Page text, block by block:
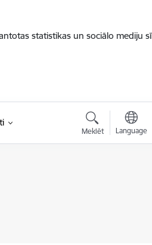
statistikas un sociālo mediju
Meklēt Language